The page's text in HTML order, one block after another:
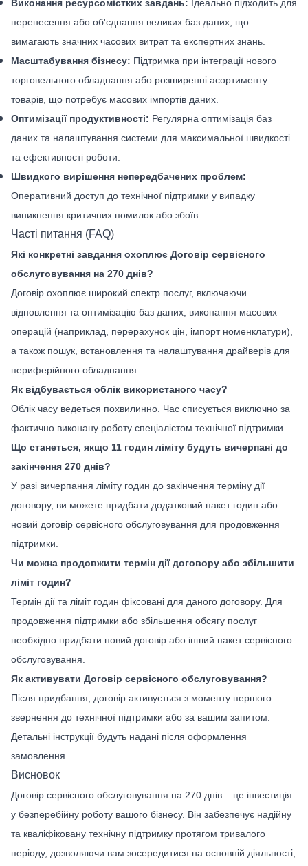
Виконання ресурсомістких завдань: Ідеально підходить для
перенесення або об'єднання великих баз даних, що
вимагають значних часових витрат та експертних знань.
Масштабування бізнесу: Підтримка при інтеграції нового
торговельного обладнання або розширенні асортименту
товарів, що потребує масових імпортів даних.
Оптимізації продуктивності: Регулярна оптимізація баз
даних та налаштування системи для максимальної швидкості
та ефективності роботи.
Швидкого вирішення непередбачених проблем:
Оперативний доступ до технічної підтримки у випадку
виникнення критичних помилок або збоїв.
Часті питання (FAQ)
Які конкретні завдання охоплює Договір сервісного
обслуговування на 270 днів?
Договір охоплює широкий спектр послуг, включаючи
відновлення та оптимізацію баз даних, виконання масових
операцій (наприклад, перерахунок цін, імпорт номенклатури),
а також пошук, встановлення та налаштування драйверів для
периферійного обладнання.
Як відбувається облік використаного часу?
Облік часу ведеться похвилинно. Час списується виключно за
фактично виконану роботу спеціалістом технічної підтримки.
Що станеться, якщо 11 годин ліміту будуть вичерпані до
закінчення 270 днів?
У разі вичерпання ліміту годин до закінчення терміну дії
договору, ви можете придбати додатковий пакет годин або
новий договір сервісного обслуговування для продовження
підтримки.
Чи можна продовжити термін дії договору або збільшити
ліміт годин?
Термін дії та ліміт годин фіксовані для даного договору. Для
продовження підтримки або збільшення обсягу послуг
необхідно придбати новий договір або інший пакет сервісного
обслуговування.
Як активувати Договір сервісного обслуговування?
Після придбання, договір активується з моменту першого
звернення до технічної підтримки або за вашим запитом.
Детальні інструкції будуть надані після оформлення
замовлення.
Висновок
Договір сервісного обслуговування на 270 днів – це інвестиція
у безперебійну роботу вашого бізнесу. Він забезпечує надійну
та кваліфіковану технічну підтримку протягом тривалого
періоду, дозволяючи вам зосередитися на основній діяльності,